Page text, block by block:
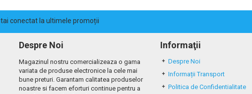
conectat la ultimele promoții
Despre Noi
Magazinul nostru comercializeaza o gama
variata de produse electronice la cele mai
bune preturi. Garantam calitatea produselor
noastre si facem eforturi continue pentru a
Informaţii
Despre Noi
Informații Transport
Politica de Confidentialitate